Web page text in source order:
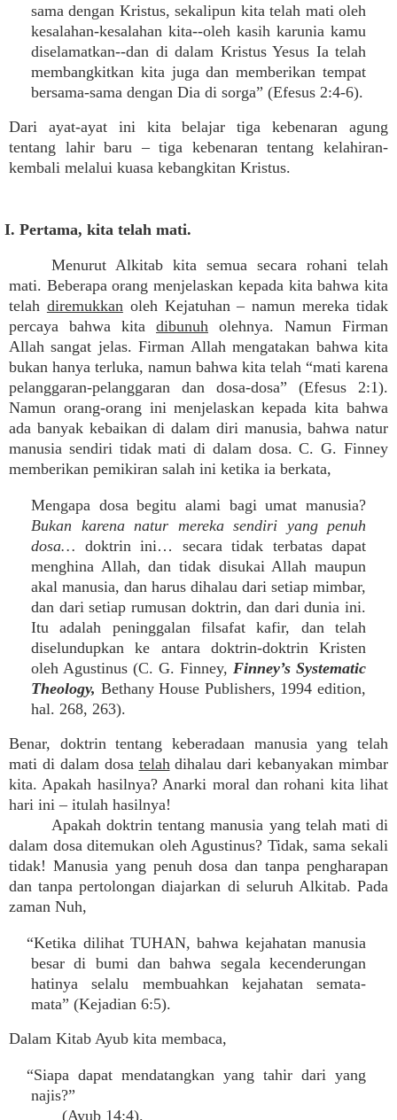
sama dengan Kristus, sekalipun kita telah mati oleh
kesalahan-kesalahan kita--oleh kasih karunia kamu
diselamatkan--dan di dalam Kristus Yesus Ia telah
membangkitkan kita juga dan memberikan tempat
bersama-sama dengan Dia di sorga” (Efesus 2:4-6).
Dari ayat-ayat ini kita belajar tiga kebenaran agung
tentang lahir baru – tiga kebenaran tentang kelahiran-
kembali melalui kuasa kebangkitan Kristus.
I. Pertama, kita telah mati.
Menurut Alkitab kita semua secara rohani telah
mati. Beberapa orang menjelaskan kepada kita bahwa kita
telah diremukkanoleh Kejatuhan – namun mereka tidak
percaya bahwa kita dibunuh olehnya. Namun Firman
Allah sangat jelas. Firman Allah mengatakan bahwa kita
bukan hanya terluka, namun bahwa kita telah “mati karena
pelanggaran-pelanggaran dan dosa-dosa” (Efesus 2:1).
Namun orang-orang ini menjelaskan kepada kita bahwa
ada banyak kebaikan di dalam diri manusia, bahwa natur
manusia sendiri tidak mati di dalam dosa. C. G. Finney
memberikan pemikiran salah ini ketika ia berkata,
Mengapa dosa begitu alami bagi umat manusia?
Bukan karena natur mereka sendiri yang penuh
dosa… doktrin ini… secara tidak terbatas dapat
menghina Allah, dan tidak disukai Allah maupun
akal manusia, dan harus dihalau dari setiap mimbar,
dan dari setiap rumusan doktrin, dan dari dunia ini.
Itu adalah peninggalan filsafat kafir, dan telah
diselundupkan ke antara doktrin-doktrin Kristen
oleh Agustinus (C. G. Finney, Finney’s Systematic
Theology, Bethany House Publishers, 1994 edition,
hal. 268, 263).
Benar, doktrin tentang keberadaan manusia yang telah
mati di dalam dosa telahdihalau dari kebanyakan mimbar
kita. Apakah hasilnya? Anarki moral dan rohani kita lihat
hari ini – itulah hasilnya!
Apakah doktrin tentang manusia yang telah mati di
dalam dosa ditemukan oleh Agustinus? Tidak, sama sekali
tidak! Manusia yang penuh dosa dan tanpa pengharapan
dan tanpa pertolongan diajarkan di seluruh Alkitab. Pada
zaman Nuh,
“Ketika dilihat TUHAN, bahwa kejahatan manusia
besar di bumi dan bahwa segala kecenderungan
hatinya selalu membuahkan kejahatan semata-
mata” (Kejadian 6:5).
Dalam Kitab Ayub kita membaca,
“Siapa dapat mendatangkan yang tahir dari yang
najis?”
(Ayub 14:4).